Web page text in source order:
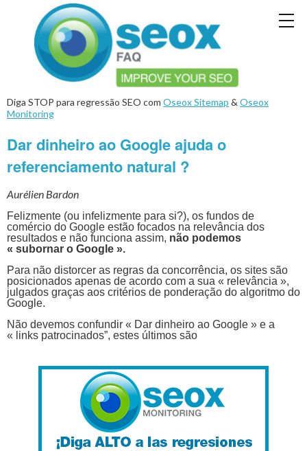
Diga STOP para regressão SEO com Oseox Sitemap & Oseox
Monitoring
Dar dinheiro ao Google ajuda o
referenciamento natural ?
Aurélien Bardon
Felizmente (ou infelizmente para si?), os fundos de
comércio do Google estão focados na relevância dos
resultados e não funciona assim, não podemos
« subornar o Google ».
Para não distorcer as regras da concorrência, os sites são
posicionados apenas de acordo com a sua « relevância »,
julgados graças aos critérios de ponderação do algoritmo do
Google.
Não devemos confundir « Dar dinheiro ao Google » e a
« links patrocinados”, estes últimos são